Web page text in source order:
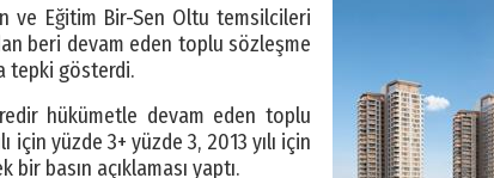
ve Eğitim Bir-Sen Oltu temsilcileri
beri devam eden toplu sözleşme
tepki gösterdi.
hükümetle devam eden toplu
yüzde 3+ yüzde 3, 2013 yılı için
basın açıklaması yaptı.